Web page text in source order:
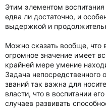
Этим элементом
едва ли достаточно, и
выдержкой и
Можно сказать вообще, что
огромное значение имеет
крайней мере умение
Задача
званий так важна для
власти, что в воспитании
случаев развивать